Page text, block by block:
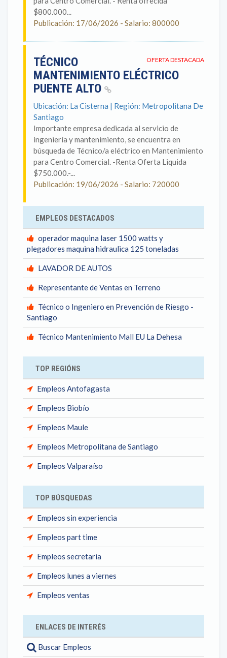
$800.000...
Publicación: 17/06/2026 - Salario: 800000
OFERTA DESTACADA
TÉCNICO
MANTENIMIENTO ELÉCTRICO
PUENTE ALTO
Ubicación: La Cisterna | Región: Metropolitana De
Santiago
Importante empresa dedicada al servicio de
ingeniería y mantenimiento, se encuentra en
búsqueda de Técnico/a eléctrico en Mantenimiento
para Centro Comercial. -Renta Oferta Liquida
$750.000.-...
Publicación: 19/06/2026 - Salario: 720000
EMPLEOS DESTACADOS
operador maquina laser 1500 watts y
plegadores maquina hidraulica 125 toneladas
LAVADOR DE AUTOS
Representante de Ventas en Terreno
Técnico o Ingeniero en Prevención de Riesgo -
Santiago
Técnico Mantenimiento Mall EU La Dehesa
TOP REGIÓNS
Empleos Antofagasta
Empleos Biobío
Empleos Maule
Empleos Metropolitana de Santiago
Empleos Valparaíso
TOP BÚSQUEDAS
Empleos sin experiencia
Empleos part time
Empleos secretaria
Empleos lunes a viernes
Empleos ventas
ENLACES DE INTERÉS
Buscar Empleos